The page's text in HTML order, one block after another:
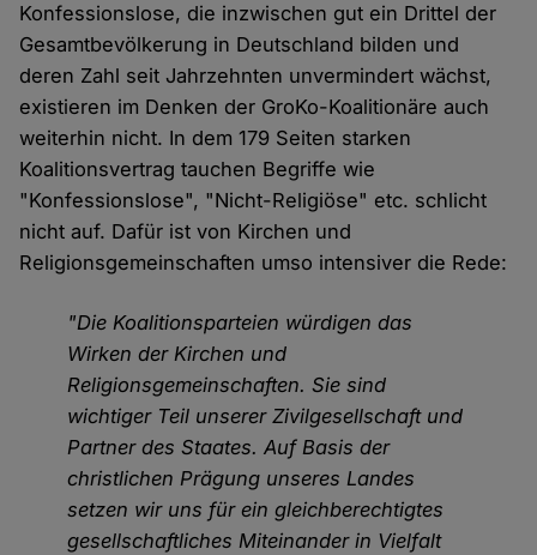
Konfessionslose, die inzwischen gut ein Drittel der
Gesamtbevölkerung in Deutschland bilden und
deren Zahl seit Jahrzehnten unvermindert wächst,
existieren im Denken der GroKo-Koalitionäre auch
weiterhin nicht. In dem 179 Seiten starken
Koalitionsvertrag tauchen Begriffe wie
"Konfessionslose", "Nicht-Religiöse" etc. schlicht
nicht auf. Dafür ist von Kirchen und
Religionsgemeinschaften umso intensiver die Rede:
"Die Koalitionsparteien würdigen das
Wirken der Kirchen und
Religionsgemeinschaften. Sie sind
wichtiger Teil unserer Zivilgesellschaft und
Partner des Staates. Auf Basis der
christlichen Prägung unseres Landes
setzen wir uns für ein gleichberechtigtes
gesellschaftliches Miteinander in Vielfalt